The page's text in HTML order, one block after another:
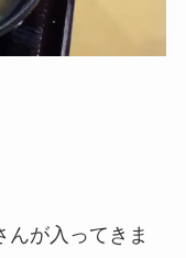
んが入ってきま